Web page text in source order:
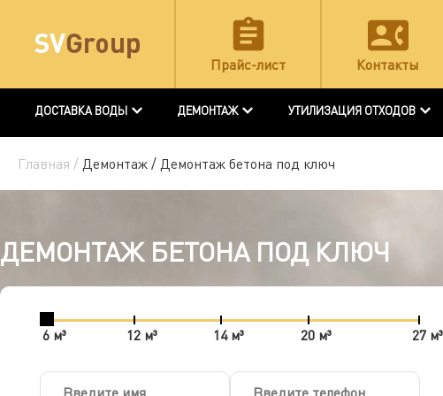
Прайс-лист Контакты
ДОСТАВКА ВОДЫ ДЕМОНТАЖ УТИЛИЗАЦИЯ ОТХОДОВ
Главная / Демонтаж / Демонтаж бетона под ключ
ДЕМОНТАЖ БЕТОНА ПОД КЛЮЧ
6 м³ 12 м³ 14 м³ 20 м³ 27 м³